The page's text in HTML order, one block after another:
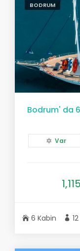
BODRUM
Bodrum' da
Var
6 Kabin